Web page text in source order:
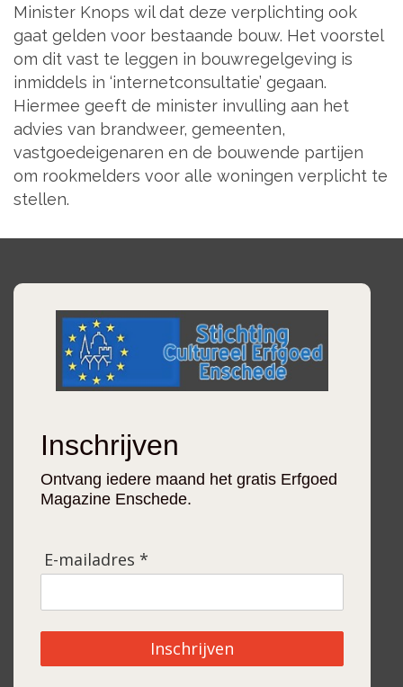
Minister Knops wil dat deze verplichting ook
gaat gelden voor bestaande bouw. Het voorstel
om dit vast te leggen in bouwregelgeving is
inmiddels in ‘internetconsultatie’ gegaan.
Hiermee geeft de minister invulling aan het
advies van brandweer, gemeenten,
vastgoedeigenaren en de bouwende partijen
om rookmelders voor alle woningen verplicht te
stellen.
Inschrijven
Ontvang iedere maand het gratis Erfgoed
Magazine Enschede.
E-mailadres *
Inschrijven